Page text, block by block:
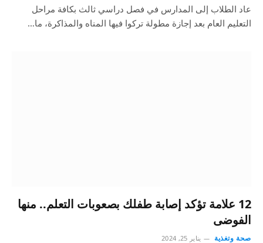
عاد الطلاب إلى المدارس في فصل دراسي ثالث بكافة مراحل
التعليم العام بعد إجازة مطولة تركوا فيها المناه والمذاكرة، ما…
12 علامة تؤكد إصابة طفلك بصعوبات التعلم.. منها
الفوضى
صحة وتغذية يناير 25, 2024